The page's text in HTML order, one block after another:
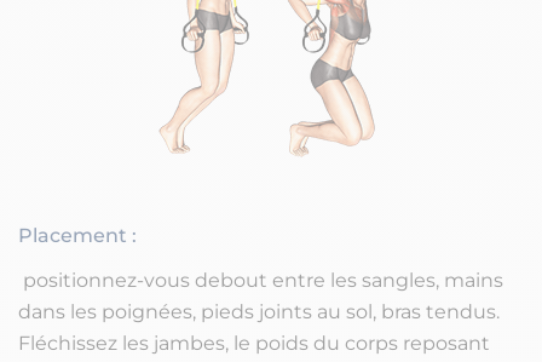
Placement :
positionnez-vous debout entre les sangles, mains
dans les poignées, pieds joints au sol, bras tendus.
Fléchissez les jambes, le poids du corps reposant